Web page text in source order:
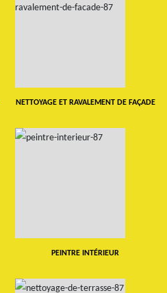
NETTOYAGE ET RAVALEMENT DE FAÇADE
PEINTRE INTÉRIEUR